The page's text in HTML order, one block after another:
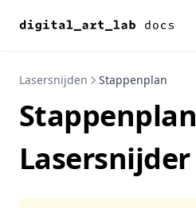
Lasersnijden Stappenplan
Stappenplan
Lasersnijder